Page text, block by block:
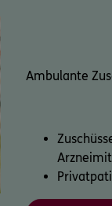
Ambulante